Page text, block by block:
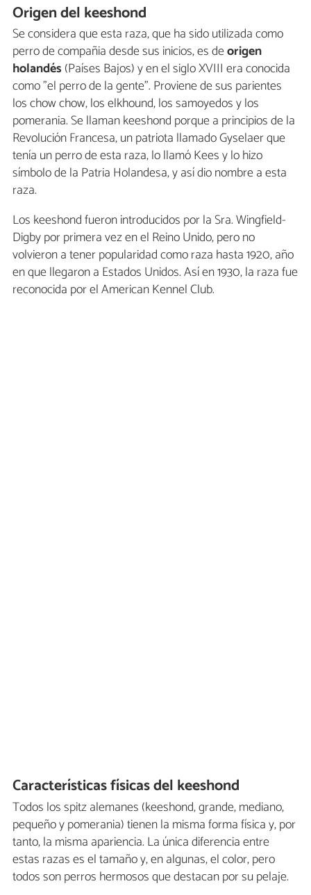
Origen del keeshond
Se considera que esta raza, que ha sido utilizada como
perro de compañia desde sus inicios, es deorigen
holandés (Países Bajos) y en el siglo XVIII era conocida
como "el perro de la gente". Proviene de sus parientes
los chow chow, los elkhound, los samoyedos y los
pomerania. Se llaman keeshond porque a principios de la
Revolución Francesa, un patriota llamado Gyselaer que
tenía un perro de esta raza, lo llamó Kees y lo hizo
símbolo de la Patria Holandesa, y así dio nombre a esta
raza.
Los keeshond fueron introducidos por la Sra. Wingfield-
Digby por primera vez en el Reino Unido, pero no
volvieron a tener popularidad como raza hasta 1920, año
en que llegaron a Estados Unidos. Así en 1930, la raza fue
reconocida por el American Kennel Club.
Características físicas del keeshond
Todos los spitz alemanes (keeshond, grande, mediano,
pequeño y pomerania) tienen la misma forma física y, por
tanto, la misma apariencia. La única diferencia entre
estas razas es el tamaño y, en algunas, el color, pero
todos son perros hermosos que destacan por su pelaje.